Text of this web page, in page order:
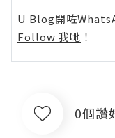
U Blog開咗
Follow 我哋 ！
0個讚